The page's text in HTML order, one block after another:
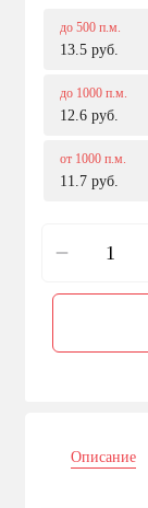
до 500 п.м.
13.5 руб.
до 1000 п.м.
12.6 руб.
от 1000 п.м.
11.7 руб.
Описание